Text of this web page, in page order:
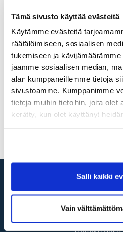
Tämä sivusto käyttää evästeitä
Käytämme evästeitä
räätälöimiseen, sosiaalisen
tukemiseen ja
jaamme sosiaalisen median,
alan kumppaneillemme tietoja
sivustoamme. Kumppanimme
tietoja muihin tietoihin, joita olet
kerätty, kun olet käyttänyt
Salli kaikki
Vain
044 540 3232
Naiskapteeni
Hilkka Sarapisto
Toiminnanjohtaja
Kari Mattila
kari.mattila(a)seagolf.fi
0400 462 960
Jäsenlaskut on lähetetty
Sea Golf
020 786